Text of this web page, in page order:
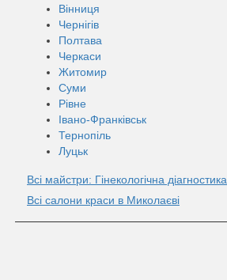
Вінниця
Чернігів
Полтава
Черкаси
Житомир
Суми
Рівне
Івано-Франківськ
Тернопіль
Луцьк
Всі майстри: Гінекологічна діагностика
Всі салони краси в Миколаєві